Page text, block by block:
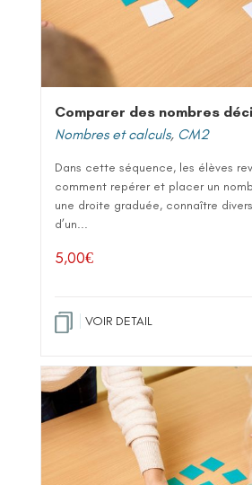
Comparer des nombres
Nombres et calculs, CM2
Dans cette séquence, les élèves
comment repérer et placer un
une droite graduée, connaître
d’un...
5,00€
VOIR DETAIL